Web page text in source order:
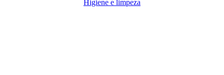
Higiene e limpeza